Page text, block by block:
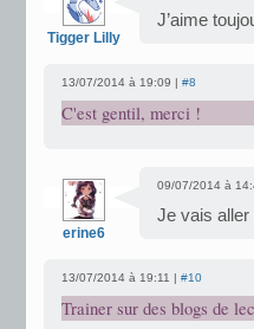
Tigger Lilly
J’aime
13/07/2014 à 19:09 | #8
C'est gentil, merci !
erine6
09/07/2014 à
Je vais aller
13/07/2014 à 19:11 | #10
Trainer sur des blogs de